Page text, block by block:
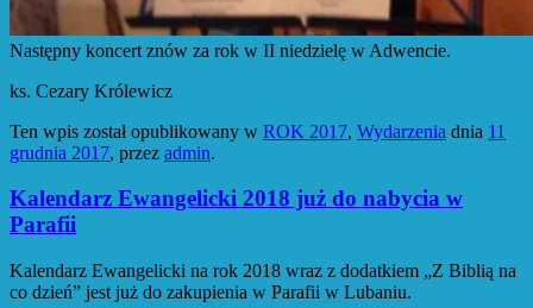
Następny koncert znów za rok w II niedzielę w Adwencie.
ks. Cezary Królewicz
Ten wpis został opublikowany w ROK 2017, Wydarzenia dnia 11
grudnia 2017, przez admin.
Kalendarz Ewangelicki 2018 już do nabycia w
Parafii
Kalendarz Ewangelicki na rok 2018 wraz z dodatkiem „Z Biblią na
co dzień” jest już do zakupienia w Parafii w Lubaniu.